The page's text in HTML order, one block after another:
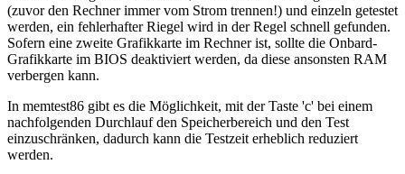
(zuvor den Rechner immer vom Strom trennen!) und einzeln getestet
werden, ein fehlerhafter Riegel wird in der Regel schnell gefunden.
Sofern eine zweite Grafikkarte im Rechner ist, sollte die Onbard-
Grafikkarte im BIOS deaktiviert werden, da diese ansonsten RAM
verbergen kann.
In memtest86 gibt es die Möglichkeit, mit der Taste 'c' bei einem
nachfolgenden Durchlauf den Speicherbereich und den Test
einzuschränken, dadurch kann die Testzeit erheblich reduziert
werden.